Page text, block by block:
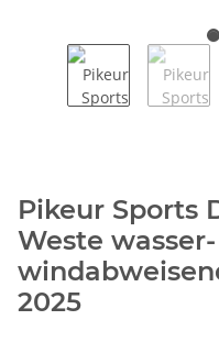
Pikeur Sports
Weste
2025